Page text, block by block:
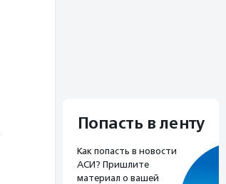
Попасть в ленту
Как попасть в новости
АСИ? Пришлите
материал о вашей